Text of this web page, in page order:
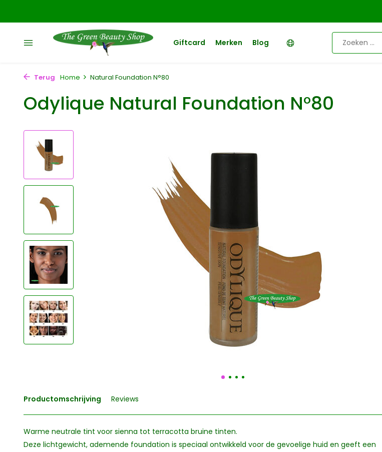
Giftcard Merken Blog
Terug Home Natural Foundation N°80
Odylique Natural Foundation N°80
Productomschrijving Reviews
Warme neutrale tint voor sienna tot terracotta bruine tinten.
Deze lichtgewicht, ademende foundation is speciaal ontwikkeld voor de gevoelige huid en geeft een